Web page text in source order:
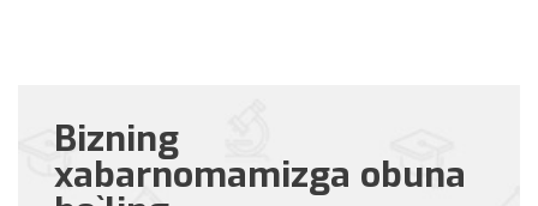
Bizning
xabarnomamizga obuna